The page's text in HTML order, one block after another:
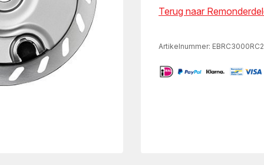
Terug naar
Artikelnummer: EBRC3000RC2